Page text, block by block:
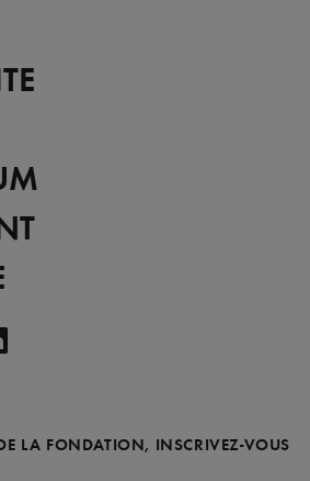
LA FONDATION, INSCRIVEZ-VOUS